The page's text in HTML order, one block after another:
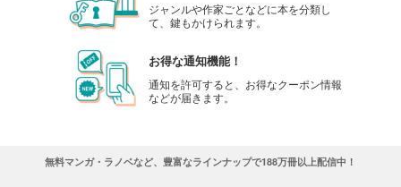
ジャンルや作家ごとなどに本を分類し
て、鍵もかけられます。
お得な通知機能！
通知を許可すると、お得なクーポン情報
などが届きます。
無料マンガ・ラノベなど、豊富なラインナップで188万冊以上配信中！